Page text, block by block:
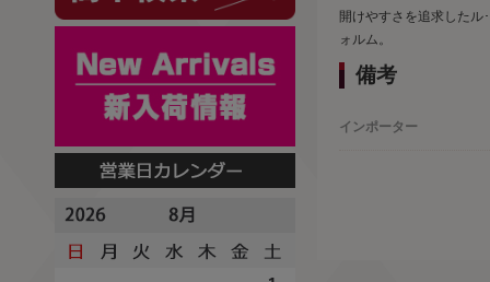
開けやすさを追求した
ォルム。
備考
インポーター